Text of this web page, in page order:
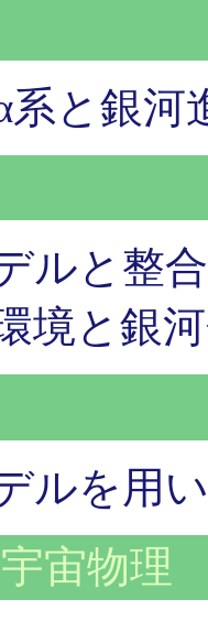
系と銀
ルと整
境と銀
ルを用
宙物理